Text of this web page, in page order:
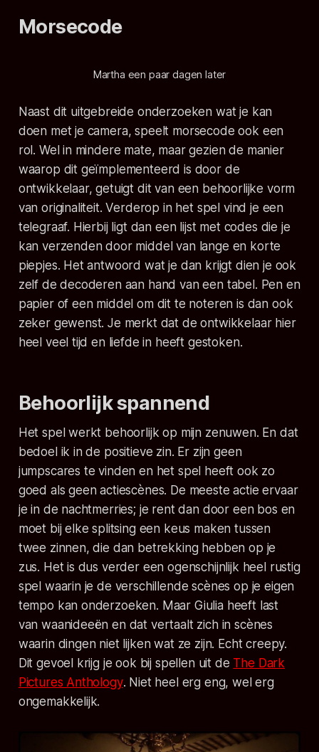
Morsecode
Martha een paar dagen later
Naast dit uitgebreide onderzoeken wat je kan
doen met je camera, speelt morsecode ook een
rol. Wel in mindere mate, maar gezien de manier
waarop dit geïmplementeerd is door de
ontwikkelaar, getuigt dit van een behoorlijke vorm
van originaliteit. Verderop in het spel vind je een
telegraaf. Hierbij ligt dan een lijst met codes die je
kan verzenden door middel van lange en korte
piepjes. Het antwoord wat je dan krijgt dien je ook
zelf de decoderen aan hand van een tabel. Pen en
papier of een middel om dit te noteren is dan ook
zeker gewenst. Je merkt dat de ontwikkelaar hier
heel veel tijd en liefde in heeft gestoken.
Behoorlijk spannend
Het spel werkt behoorlijk op mijn zenuwen. En dat
bedoel ik in de positieve zin. Er zijn geen
jumpscares te vinden en het spel heeft ook zo
goed als geen actiescènes. De meeste actie ervaar
je in de nachtmerries; je rent dan door een bos en
moet bij elke splitsing een keus maken tussen
twee zinnen, die dan betrekking hebben op je
zus. Het is dus verder een ogenschijnlijk heel rustig
spel waarin je de verschillende scènes op je eigen
tempo kan onderzoeken. Maar Giulia heeft last
van waanideeën en dat vertaalt zich in scènes
waarin dingen niet lijken wat ze zijn. Echt creepy.
Dit gevoel krijg je ook bij spellen uit de The Dark
Pictures Anthology. Niet heel erg eng, wel erg
ongemakkelijk.